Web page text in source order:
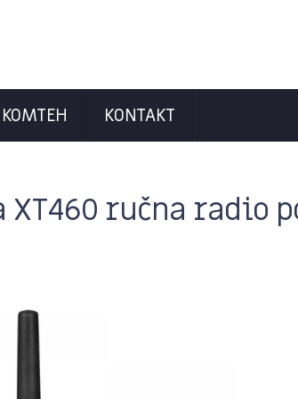
KOMTEH KONTAKT
XT460 ručna radio